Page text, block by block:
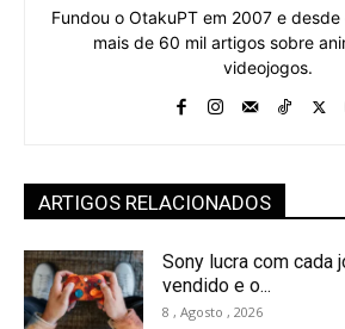
Fundou o OtakuPT em 2007 e
mais de 60 mil artigos sobre
videojogos.
ARTIGOS RELACIONADOS
Sony lucra com cada
vendido e o...
8 , Agosto , 2026